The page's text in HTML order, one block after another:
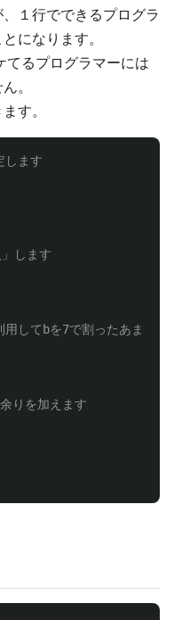
１行でできるプログラ
になります。
てるプログラマーには
。
す。
します
してbを7で割ったあまりを